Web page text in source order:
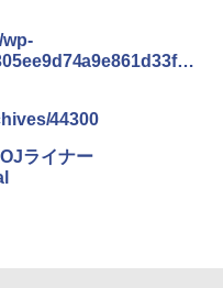
チ RENEW 幅200 2-3人用 43
レクション 山善] 傘みたいに
とサッとテント ブラックコ
クローズ メッシュ 3-4人用
アップテント エクルベージ
150B(EB)
熊よけスプレー 熊スプレー
】超強力クマ対策スプレー 30
秒）110ml（連続噴射15
安全ロック搭載 携帯収納袋
ノシシ対策 自治体・教育機
山・キャンプ・アウトドア・
存可能 緊急時用 日本国内発
44300
ライナー